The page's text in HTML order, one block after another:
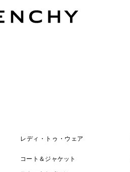
レディ・トゥ・ウェア
コート＆ジャケット